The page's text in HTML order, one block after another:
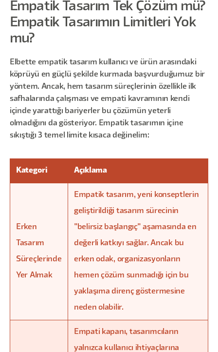
Empatik Tasarım Tek Çözüm mü?
Empatik Tasarımın Limitleri Yok
mu?
Elbette empatik tasarım kullanıcı ve ürün arasındaki
köprüyü en güçlü şekilde kurmada başvurduğumuz bir
yöntem. Ancak, hem tasarım süreçlerinin özellikle ilk
safhalarında çalışması ve empati kavramının kendi
içinde yarattığı bariyerler bu çözümün yeterli
olmadığını da gösteriyor. Empatik tasarımın içine
sıkıştığı 3 temel limite kısaca değinelim:
Kategori Açıklama
Erken
Tasarım
Süreçlerinde
Yer Almak
Empatik tasarım, yeni konseptlerin
geliştirildiği tasarım sürecinin
"belirsiz başlangıç" aşamasında en
değerli katkıyı sağlar. Ancak bu
erken odak, organizasyonların
hemen çözüm sunmadığı için bu
yaklaşıma direnç göstermesine
neden olabilir.
Empati kapanı, tasarımcıların
yalnızca kullanıcı ihtiyaçlarına